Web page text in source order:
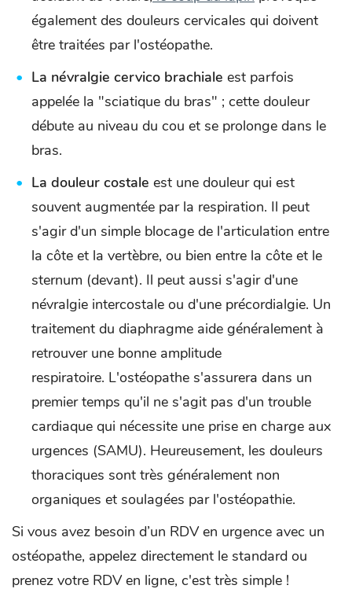
également des douleurs cervicales qui doivent
être traitées par l'ostéopathe.
La névralgie cervico brachiale est parfois
appelée la "sciatique du bras" ; cette douleur
débute au niveau du cou et se prolonge dans le
bras.
La douleur costale est une douleur qui est
souvent augmentée par la respiration. Il peut
s'agir d'un simple blocage de l'articulation entre
la côte et la vertèbre, ou bien entre la côte et le
sternum (devant). Il peut aussi s'agir d'une
névralgie intercostale ou d'une précordialgie. Un
traitement du diaphragme aide généralement à
retrouver une bonne amplitude
respiratoire. L'ostéopathe s'assurera dans un
premier temps qu'il ne s'agit pas d'un trouble
cardiaque qui nécessite une prise en charge aux
urgences (SAMU). Heureusement, les douleurs
thoraciques sont très généralement non
organiques et soulagées par l'ostéopathie.
Si vous avez besoin d’un RDV en urgence avec un
ostéopathe, appelez directement le standard ou
prenez votre RDV en ligne, c'est très simple !